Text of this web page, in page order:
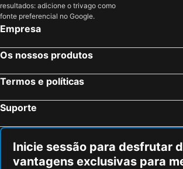
resultados: adicione o trivago como
fonte preferencial no Google.
Empresa
Os nossos produtos
Termos e políticas
Suporte
Inicie sessão para desfrutar
vantagens exclusivas para